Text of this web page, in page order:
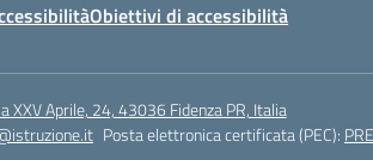
Obiettivi di accessibilità
XXV Aprile, 24, 43036 Fidenza PR, Italia
Posta elettronica certificata (PEC):